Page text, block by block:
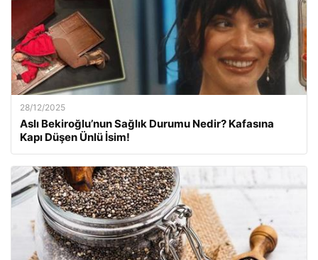
28/12/2025
Aslı Bekiroğlu’nun Sağlık Durumu Nedir? Kafasına
Kapı Düşen Ünlü İsim!